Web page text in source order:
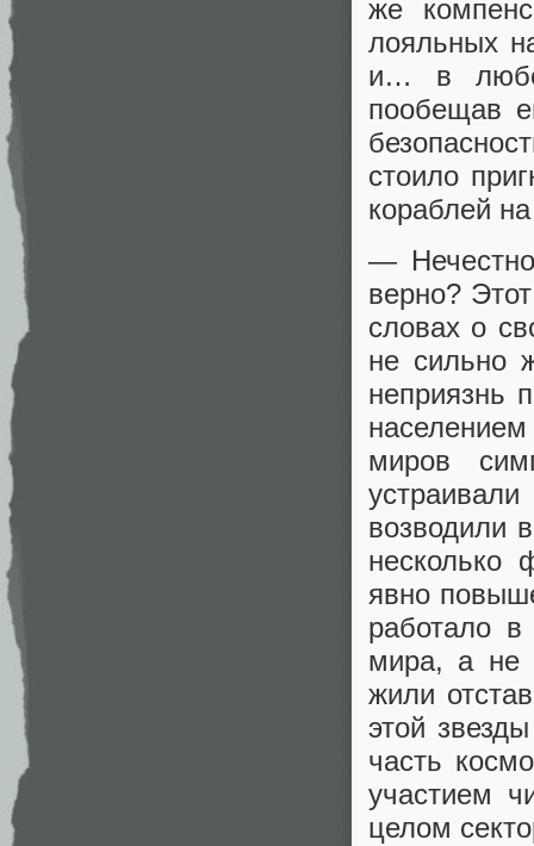
же
лояльных
и… в
пообещав
стоило
кораблей
—
верно?
словах о
не сильно
неприязнь
миров
возводили
несколько
явно
работало в
мира, а не
жили
этой
часть
участием
целом